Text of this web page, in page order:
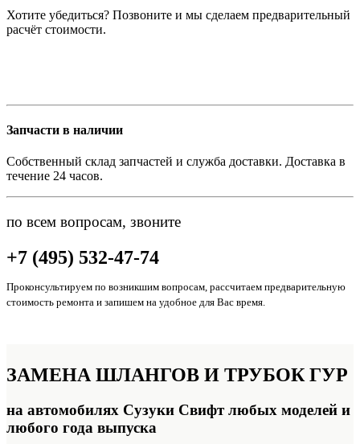
Хотите убедиться? Позвоните и мы сделаем предварительный
расчёт стоимости.
Запчасти в наличии
Собственный склад запчастей и служба доставки. Доставка в
течение 24 часов.
по всем вопросам, звоните
+7 (495) 532-47-74
Проконсультируем по возникшим вопросам, рассчитаем предварительную
стоимость ремонта и запишем на удобное для Вас время.
ЗАМЕНА ШЛАНГОВ И ТРУБОК ГУР
на автомобилях Сузуки Свифт любых моделей и
любого года выпуска